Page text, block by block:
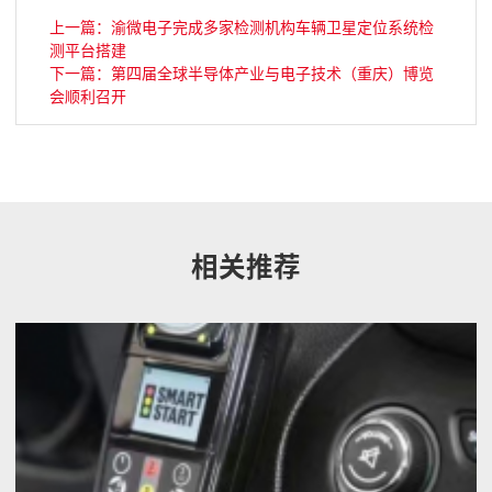
上一篇：渝微电子完成多家检测机构车辆卫星定位系统检
测平台搭建
下一篇：第四届全球半导体产业与电子技术（重庆）博览
会顺利召开
相关推荐